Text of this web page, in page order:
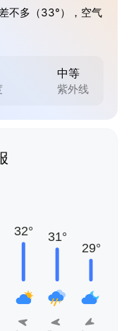
不多（33°），空气
中等
紫外线